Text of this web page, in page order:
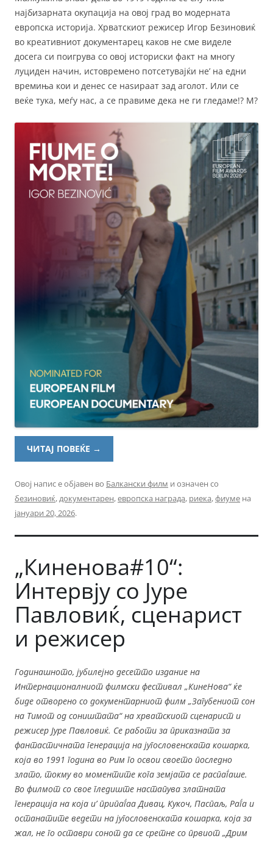
најбизарната окупација на овој град во модерната
европска историја. Хрватскиот режисер Игор Безиновиќ
во креативниот документарец каков не сме виделе
досега си поигрува со овој историски факт на многу
луциден начин, истовремено потсетувајќи не’ на едни
времиња кои и денес се наѕираат зад аголот. Или се
веќе тука, меѓу нас, а се правиме дека не ги гледаме!? М?
ЧИТАЈ ПОВЕЌЕ →
Овој напис е објавен во Балкански филм и означен со
безиновиќ,документарен,европска награда, риека,фиуме на
јануари 20, 2026.
„Киненова#10“:
Интервју со Јуре
Павловиќ, сценарист
и режисер
Годинашното, јубилејно десетто издание на
Интернационалниот филмски фестивал „КинеНова“ ќе
биде отворено со документарниот филм „Загубениот сон
на Тимот од соништата“ на хрватскиот сценарист и
режисер Јуре Павловиќ. Се работи за приказната за
фантастичната генерација на југословенската кошарка,
која во 1991 година во Рим го освои своето последно
злато, токму во моментите кога земјата се распаѓаше.
Во филмот со свое гледиште настапува златната
генерација на која и’ припаѓаа Дивац, Кукоч, Паспаљ, Раѓа и
останатите ведети на југословенската кошарка, која за
жал, не го оставри сонот да се сретне со првиот „Дрим